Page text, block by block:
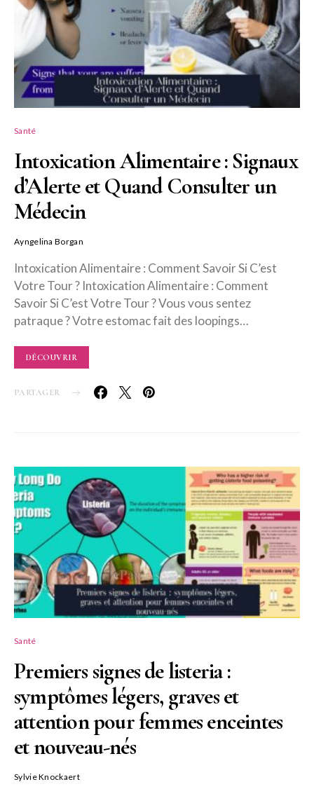
Santé
Intoxication Alimentaire : Signaux
d’Alerte et Quand Consulter un
Médecin
Ayngelina Borgan
Intoxication Alimentaire : Comment Savoir Si C’est
Votre Tour ? Intoxication Alimentaire : Comment
Savoir Si C’est Votre Tour ? Vous vous sentez
patraque ? Votre estomac fait des loopings…
DÉCOUVRIR
PARTAGER
Santé
Premiers signes de listeria :
symptômes légers, graves et
attention pour femmes enceintes
et nouveau-nés
Sylvie Knockaert